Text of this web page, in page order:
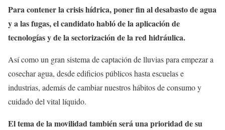
Para contener la crisis hídrica, poner fin al desabasto de agua
y a las fugas, el candidato habló de la aplicación de
tecnologías y de la sectorización de la red hidráulica.
Así como un gran sistema de captación de lluvias para empezar a
cosechar agua, desde edificios públicos hasta escuelas e
industrias, además de cambiar nuestros hábitos de consumo y
cuidado del vital líquido.
El tema de la movilidad también será una prioridad de su